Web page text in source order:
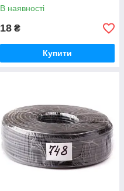
В наявності
18 ₴
Купити